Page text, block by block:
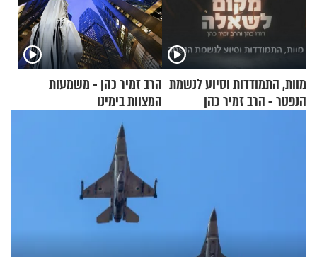
מוות, התמודדות וסיוע לנשמת
הנפטר - הרב זמיר כהן
הרב זמיר כהן - משמעות
המצוות בימינו